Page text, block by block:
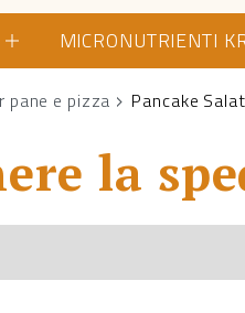
Shop
MICRONUTRIENTI
pane e pizza Pancake
la